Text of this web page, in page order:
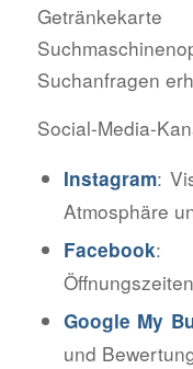
Suchanfragen
Social-Media-
Instagram:
Atmosphäre
Facebook:
Google My
und